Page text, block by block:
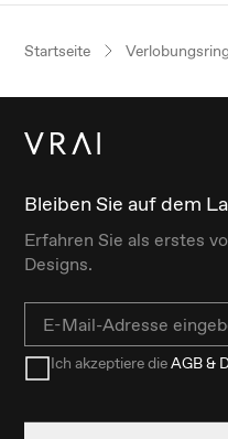
Startseite Verlobungsring
Bleiben Sie auf dem
Erfahren Sie als erstes
Designs.
Email
Ich akzeptiere dieAGB &